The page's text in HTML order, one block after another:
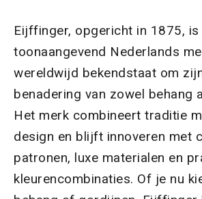
Eijffinger, opgericht in 1875, is
toonaangevend Nederlands
wereldwijd bekendstaat om
benadering van zowel behang
Het merk combineert traditie
design en blijft innoveren met
patronen, luxe materialen en
kleurencombinaties. Of je nu